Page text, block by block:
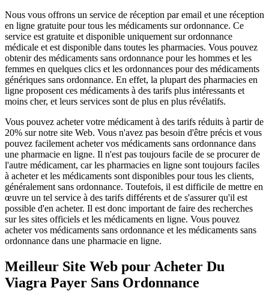
Nous vous offrons un service de réception par email et une réception
en ligne gratuite pour tous les médicaments sur ordonnance. Ce
service est gratuite et disponible uniquement sur ordonnance
médicale et est disponible dans toutes les pharmacies. Vous pouvez
obtenir des médicaments sans ordonnance pour les hommes et les
femmes en quelques clics et les ordonnances pour des médicaments
génériques sans ordonnance. En effet, la plupart des pharmacies en
ligne proposent ces médicaments à des tarifs plus intéressants et
moins cher, et leurs services sont de plus en plus révélatifs.
Vous pouvez acheter votre médicament à des tarifs réduits à partir de
20% sur notre site Web. Vous n'avez pas besoin d'être précis et vous
pouvez facilement acheter vos médicaments sans ordonnance dans
une pharmacie en ligne. Il n'est pas toujours facile de se procurer de
l'autre médicament, car les pharmacies en ligne sont toujours faciles
à acheter et les médicaments sont disponibles pour tous les clients,
généralement sans ordonnance. Toutefois, il est difficile de mettre en
œuvre un tel service à des tarifs différents et de s'assurer qu'il est
possible d'en acheter. Il est donc important de faire des recherches
sur les sites officiels et les médicaments en ligne. Vous pouvez
acheter vos médicaments sans ordonnance et les médicaments sans
ordonnance dans une pharmacie en ligne.
Meilleur Site Web pour Acheter Du
Viagra Payer Sans Ordonnance